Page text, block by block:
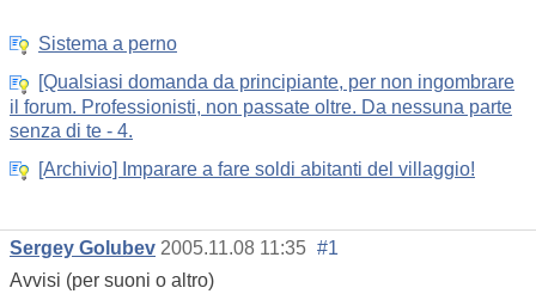
Sistema a perno
[Qualsiasi domanda da principiante, per non ingombrare
il forum. Professionisti, non passate oltre. Da nessuna parte
senza di te - 4.
[Archivio] Imparare a fare soldi abitanti del villaggio!
Sergey Golubev 2005.11.08 11:35 #1
Avvisi (per suoni o altro)